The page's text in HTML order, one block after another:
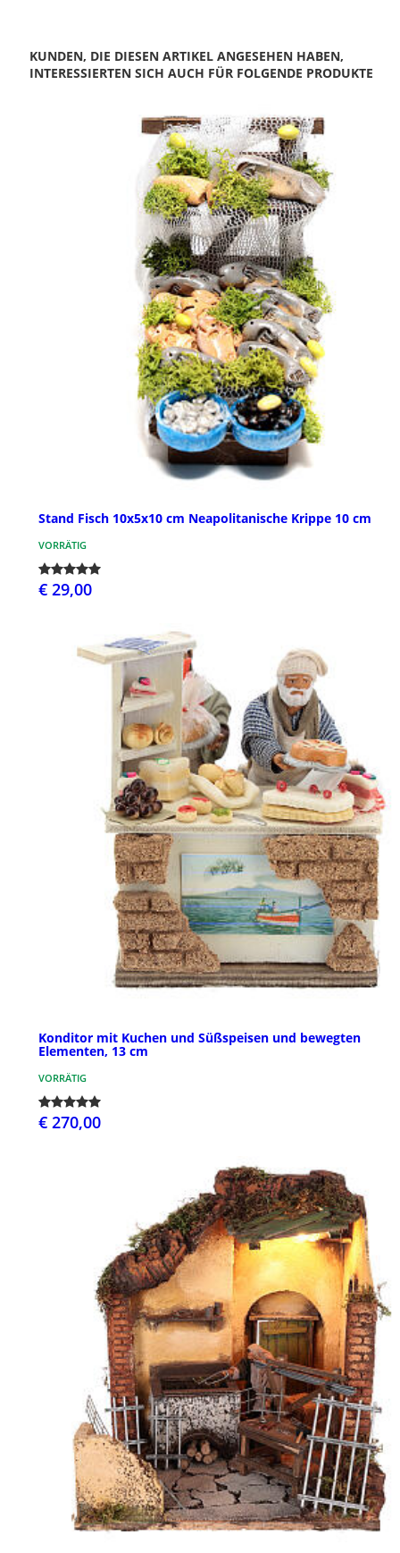
KUNDEN, DIE DIESEN ARTIKEL ANGESEHEN HABEN,
INTERESSIERTEN SICH AUCH FÜR FOLGENDE PRODUKTE
Stand Fisch 10x5x10 cm Neapolitanische Krippe 10 cm
VORRÄTIG
€ 29,00
Konditor mit Kuchen und Süßspeisen und bewegten
Elementen, 13 cm
VORRÄTIG
€ 270,00